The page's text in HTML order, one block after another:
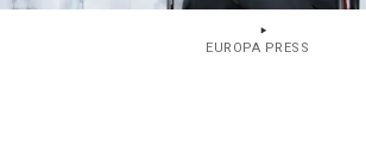
EUROPA PRESS